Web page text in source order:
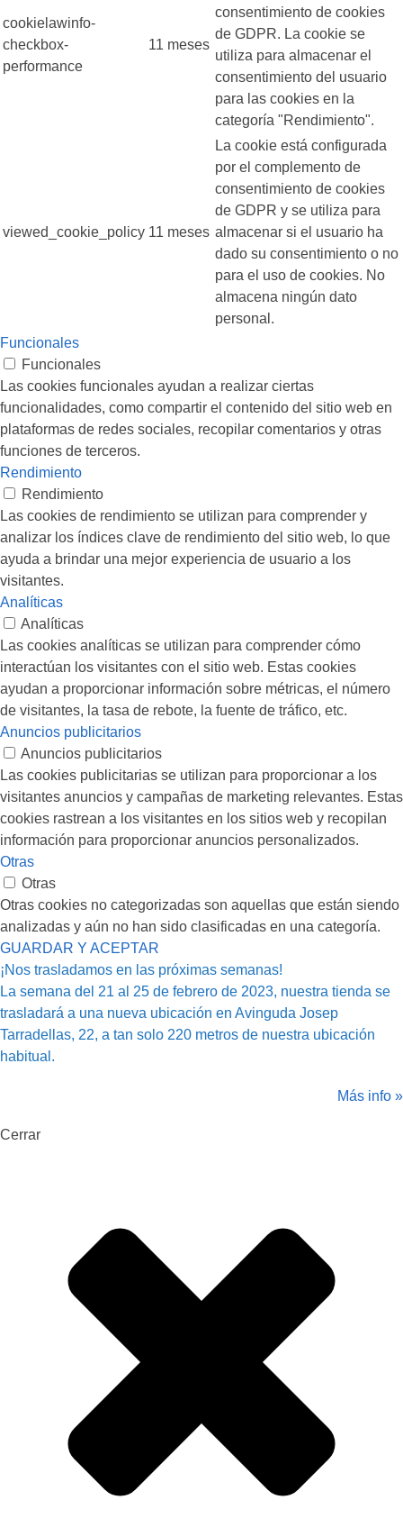
cookielawinfo-
checkbox-
performance
11 meses
consentimiento de cookies
de GDPR. La cookie se
utiliza para almacenar el
consentimiento del usuario
para las cookies en la
categoría "Rendimiento".
viewed_cookie_policy 11 meses
La cookie está configurada
por el complemento de
consentimiento de cookies
de GDPR y se utiliza para
almacenar si el usuario ha
dado su consentimiento o no
para el uso de cookies. No
almacena ningún dato
personal.
Funcionales
Funcionales
Las cookies funcionales ayudan a realizar ciertas
funcionalidades, como compartir el contenido del sitio web en
plataformas de redes sociales, recopilar comentarios y otras
funciones de terceros.
Rendimiento
Rendimiento
Las cookies de rendimiento se utilizan para comprender y
analizar los índices clave de rendimiento del sitio web, lo que
ayuda a brindar una mejor experiencia de usuario a los
visitantes.
Analíticas
Analíticas
Las cookies analíticas se utilizan para comprender cómo
interactúan los visitantes con el sitio web. Estas cookies
ayudan a proporcionar información sobre métricas, el número
de visitantes, la tasa de rebote, la fuente de tráfico, etc.
Anuncios publicitarios
Anuncios publicitarios
Las cookies publicitarias se utilizan para proporcionar a los
visitantes anuncios y campañas de marketing relevantes. Estas
cookies rastrean a los visitantes en los sitios web y recopilan
información para proporcionar anuncios personalizados.
Otras
Otras
Otras cookies no categorizadas son aquellas que están siendo
analizadas y aún no han sido clasificadas en una categoría.
GUARDAR Y ACEPTAR
¡Nos trasladamos en las próximas semanas!
La semana del 21 al 25 de febrero de 2023, nuestra tienda se
trasladará a una nueva ubicación en Avinguda Josep
Tarradellas, 22, a tan solo 220 metros de nuestra ubicación
habitual.
Más info »
Cerrar